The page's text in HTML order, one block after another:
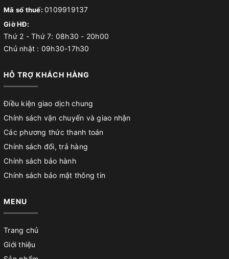
Mã số thuế: 0109919137
Giờ HĐ:
Thứ 2 - Thứ 7: 08h30 - 20h00
Chủ nhật : 09h30-17h30
HỖ TRỢ KHÁCH HÀNG
Điều kiện giao dịch chung
Chính sách vận chuyển và giao nhận
Các phương thức thanh toán
Chính sách đổi, trả hàng
Chính sách bảo hành
Chính sách bảo mật thông tin
MENU
Trang chủ
Giới thiệu